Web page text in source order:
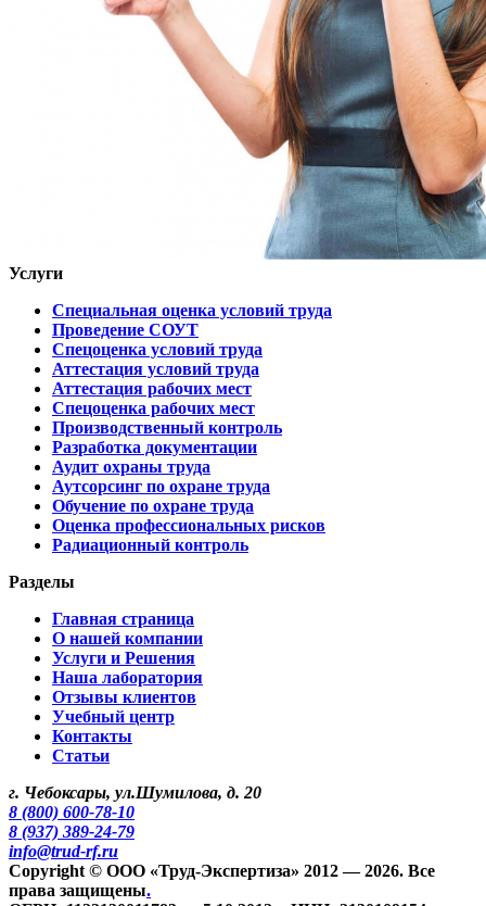
Услуги
Специальная оценка условий труда
Проведение СОУТ
Спецоценка условий труда
Аттестация условий труда
Аттестация рабочих мест
Спецоценка рабочих мест
Производственный контроль
Разработка документации
Аудит охраны труда
Аутсорсинг по охране труда
Обучение по охране труда
Оценка профессиональных рисков
Радиационный контроль
Разделы
Главная страница
О нашей компании
Услуги и Решения
Наша лаборатория
Отзывы клиентов
Учебный центр
Контакты
Статьи
г. Чебоксары, ул.Шумилова, д. 20
8 (800) 600-78-10
8 (937) 389-24-79
info@trud-rf.ru
Copyright © ООО «Труд-Экспертиза» 2012 — 2026. Все
права защищены.